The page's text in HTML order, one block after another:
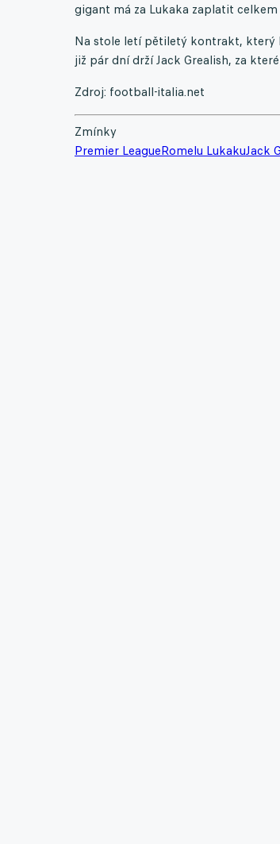
gigant má za Lukaka zaplatit
Na stole letí pětiletý kontrakt, který
již pár dní drží Jack Grealish, za
Zdroj: football-italia.net
Zmínky
Premier LeagueRomelu LukakuJack